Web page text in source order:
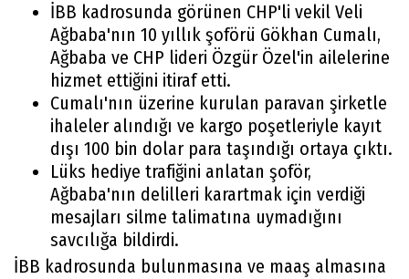
İBB kadrosunda görünen CHP'li vekil Veli
Ağbaba'nın 10 yıllık şoförü Gökhan Cumalı,
Ağbaba ve CHP lideri Özgür Özel'in ailelerine
hizmet ettiğini itiraf etti.
Cumalı'nın üzerine kurulan paravan şirketle
ihaleler alındığı ve kargo poşetleriyle kayıt
dışı 100 bin dolar para taşındığı ortaya çıktı.
Lüks hediye trafiğini anlatan şoför,
Ağbaba'nın delilleri karartmak için verdiği
mesajları silme talimatına uymadığını
savcılığa bildirdi.
İBB kadrosunda bulunmasına ve maaş almasına